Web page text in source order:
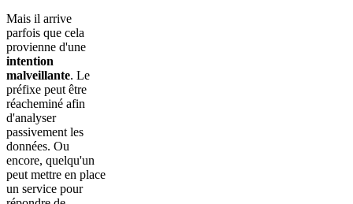
Mais il arrive
parfois que cela
provienne d'une
intention
malveillante. Le
préfixe peut être
réacheminé afin
d'analyser
passivement les
données. Ou
encore, quelqu'un
peut mettre en place
un service pour